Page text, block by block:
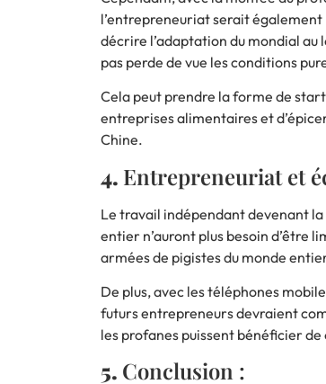
l’entrepreneuriat serait
décrire l’adaptation du mondial au
pas perde de vue les conditions
Cela peut prendre la forme de
entreprises alimentaires et
Chine.
4. Entrepreneuriat et
Le travail indépendant devenant la
entier n’auront plus besoin d’être
armées de pigistes du monde
De plus, avec les téléphones
futurs entrepreneurs devraient
les profanes puissent bénéficier de
5. Conclusion :